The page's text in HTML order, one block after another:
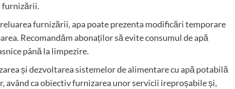
furnizării.
furnizării, apa poate prezenta modificări temporare
Recomandăm abonaților să evite consumul de apă
până la limpezire.
și dezvoltarea sistemelor de alimentare cu apă potabilă
ca obiectiv furnizarea unor servicii ireproșabile și,